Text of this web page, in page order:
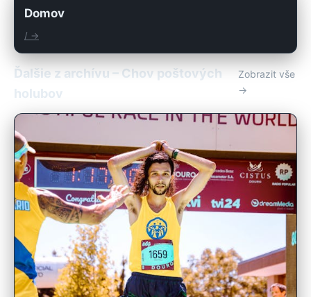
Domov
/ →
Ďalšie z archívu – Chov poštových
holubov
Zobrazit vše
→